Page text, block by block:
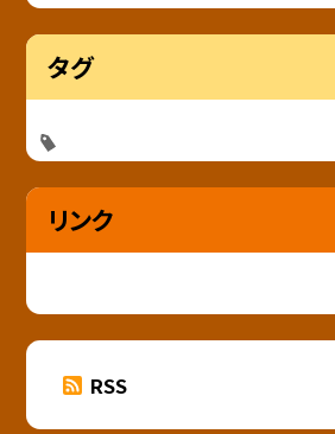
タグ
リンク
RSS